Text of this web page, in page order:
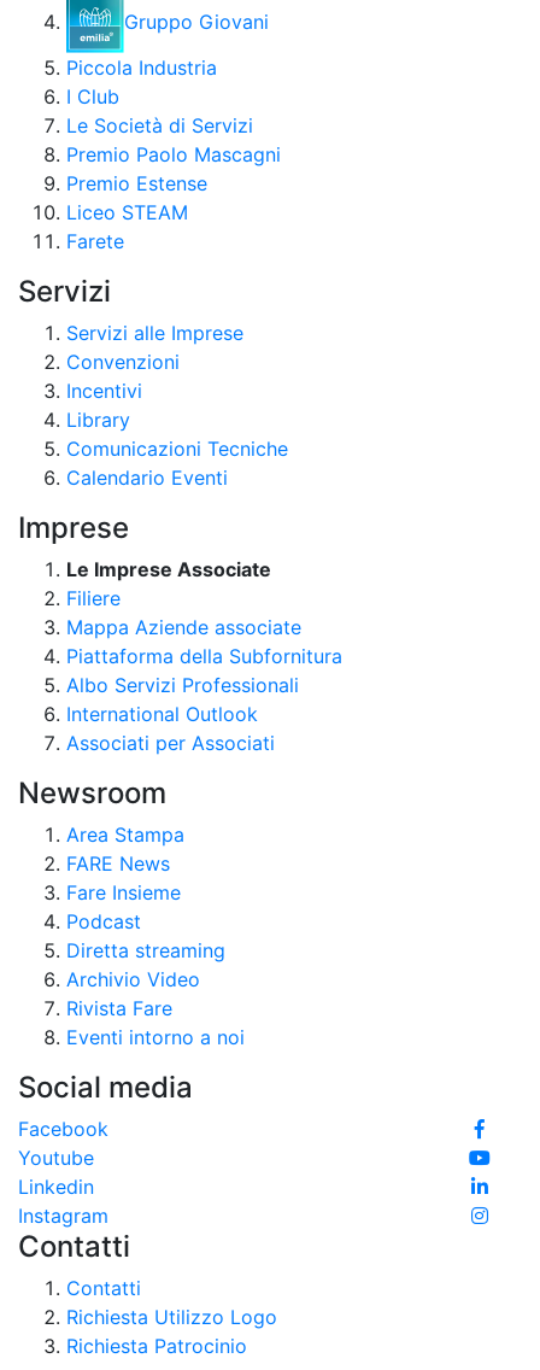
Gruppo Giovani
Piccola Industria
I Club
Le Società di Servizi
Premio Paolo Mascagni
Premio Estense
Liceo STEAM
Farete
Servizi
Servizi alle Imprese
Convenzioni
Incentivi
Library
Comunicazioni Tecniche
Calendario Eventi
Imprese
Le Imprese Associate
Filiere
Mappa Aziende associate
Piattaforma della Subfornitura
Albo Servizi Professionali
International Outlook
Associati per Associati
Newsroom
Area Stampa
FARE News
Fare Insieme
Podcast
Diretta streaming
Archivio Video
Rivista Fare
Eventi intorno a noi
Social media
Facebook
Youtube
Linkedin
Instagram
Contatti
Contatti
Richiesta Utilizzo Logo
Richiesta Patrocinio